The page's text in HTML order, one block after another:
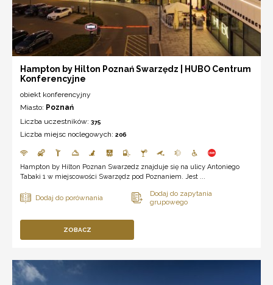
Hampton by Hilton Poznań Swarzędz | HUBO Centrum
Konferencyjne
obiekt konferencyjny
Miasto: Poznań
Liczba uczestników: 375
Liczba miejsc noclegowych: 206
Hampton by Hilton Poznan Swarzedz znajduje się na ulicy Antoniego
Tabaki 1 w miejscowości Swarzędz pod Poznaniem. Jest ...
ZOBACZ